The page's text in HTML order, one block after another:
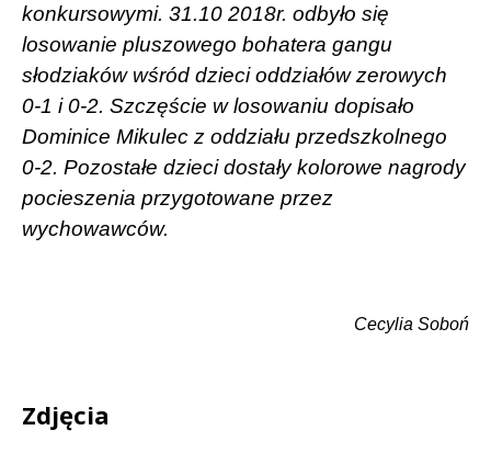
konkursowymi. 31.10 2018r. odbyło się
losowanie pluszowego bohatera gangu
słodziaków wśród dzieci oddziałów zerowych
0-1 i 0-2. Szczęście w losowaniu dopisało
Dominice Mikulec z oddziału przedszkolnego
0-2. Pozostałe dzieci dostały kolorowe nagrody
pocieszenia przygotowane przez
wychowawców.
Cecylia Soboń
Zdjęcia